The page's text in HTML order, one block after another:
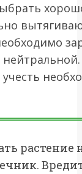
растение